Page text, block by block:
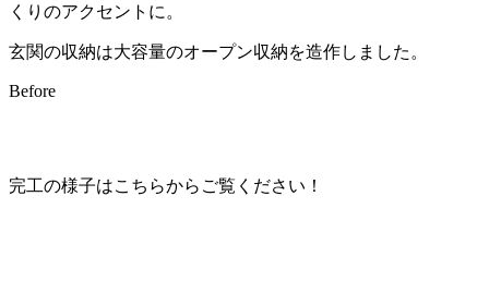
くりのアクセントに。
玄関の収納は大容量のオープン収納を造作しました。
Before
完工の様子はこちらからご覧ください！